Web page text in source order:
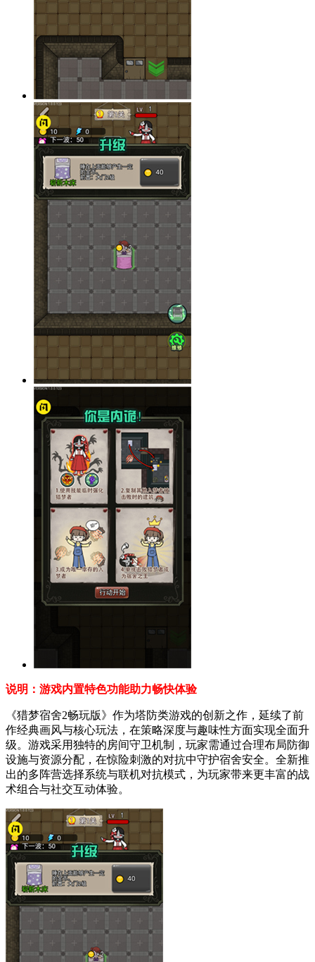
说明：游戏内置特色功能助力畅快体验
《猎梦宿舍2畅玩版》作为塔防类游戏的创新之作，延续了前
作经典画风与核心玩法，在策略深度与趣味性方面实现全面升
级。游戏采用独特的房间守卫机制，玩家需通过合理布局防御
设施与资源分配，在惊险刺激的对抗中守护宿舍安全。全新推
出的多阵营选择系统与联机对抗模式，为玩家带来更丰富的战
术组合与社交互动体验。